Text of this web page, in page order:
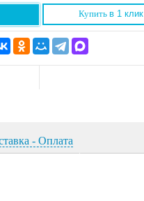
Купитьв 1 клик
- Оплата